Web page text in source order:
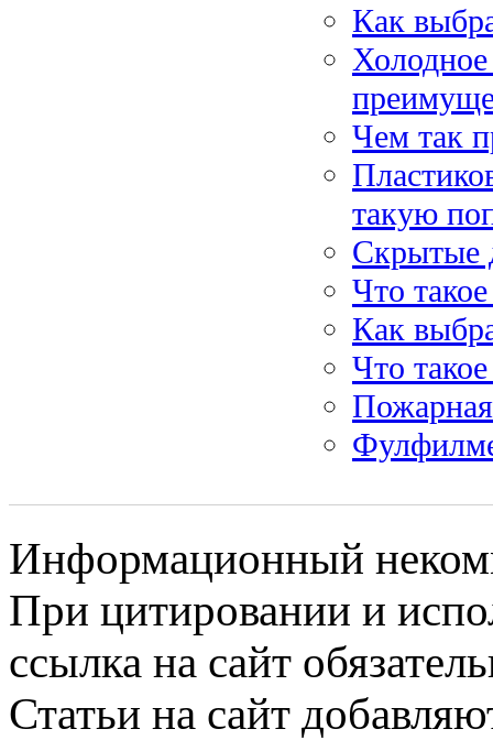
Как
Чем так
такую
Скрытые
Что
Как
Что
Пожарная
Информационный
При цитировании и
ссылка на сайт
Статьи на сайт